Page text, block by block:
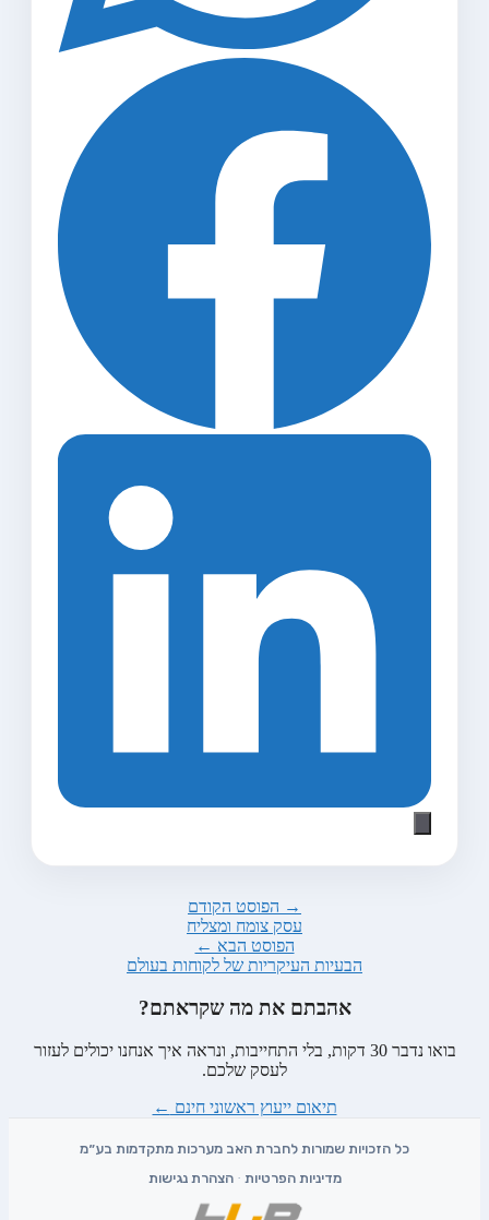
→ הפוסט הקודם
עסק צומח ומצליח
הפוסט הבא ←
הבעיות העיקריות של לקוחות בעולם
אהבתם את מה שקראתם?
בואו נדבר 30 דקות, בלי התחייבות, ונראה איך אנחנו יכולים לעזור
לעסק שלכם.
תיאום ייעוץ ראשוני חינם ←
מדיניות הפרטיות ·הצהרת נגישות